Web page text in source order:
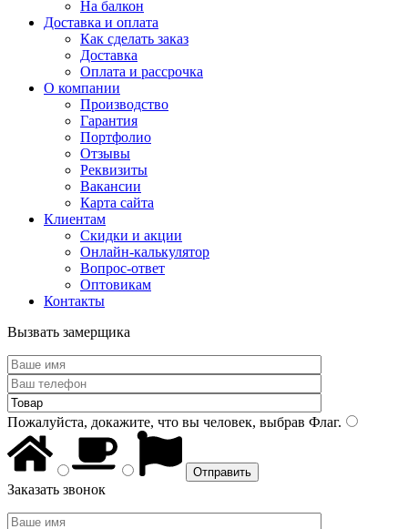
На балкон
Доставка и оплата
Как сделать заказ
Доставка
Оплата и рассрочка
О компании
Производство
Гарантия
Портфолио
Отзывы
Реквизиты
Вакансии
Карта сайта
Клиентам
Скидки и акции
Онлайн-калькулятор
Вопрос-ответ
Оптовикам
Контакты
Вызвать замерщика
Пожалуйста, докажите, что вы человек, выбрав Флаг.
Заказать звонок